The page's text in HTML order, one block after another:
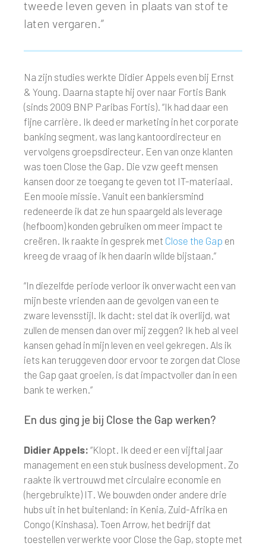
tweede leven geven in plaats van stof te
laten vergaren.”
Na zijn studies werkte Didier Appels even bij Ernst
& Young. Daarna stapte hij over naar Fortis Bank
(sinds 2009 BNP Paribas Fortis). “Ik had daar een
fijne carrière. Ik deed er marketing in het corporate
banking segment, was lang kantoordirecteur en
vervolgens groepsdirecteur. Een van onze klanten
was toen Close the Gap. Die vzw geeft mensen
kansen door ze toegang te geven tot IT-materiaal.
Een mooie missie. Vanuit een bankiersmind
redeneerde ik dat ze hun spaargeld als leverage
(hefboom) konden gebruiken om meer impact te
creëren. Ik raakte in gesprek met Close the Gap en
kreeg de vraag of ik hen daarin wilde bijstaan.”
“In diezelfde periode verloor ik onverwacht een van
mijn beste vrienden aan de gevolgen van een te
zware levensstijl. Ik dacht: stel dat ik overlijd, wat
zullen de mensen dan over mij zeggen? Ik heb al veel
kansen gehad in mijn leven en veel gekregen. Als ik
iets kan teruggeven door ervoor te zorgen dat Close
the Gap gaat groeien, is dat impactvoller dan in een
bank te werken.”
En dus ging je bij Close the Gap werken?
Didier Appels: “Klopt. Ik deed er een vijftal jaar
management en een stuk business development. Zo
raakte ik vertrouwd met circulaire economie en
(hergebruikte) IT. We bouwden onder andere drie
hubs uit in het buitenland: in Kenia, Zuid-Afrika en
Congo (Kinshasa). Toen Arrow, het bedrijf dat
toestellen verwerkte voor Close the Gap, stopte met